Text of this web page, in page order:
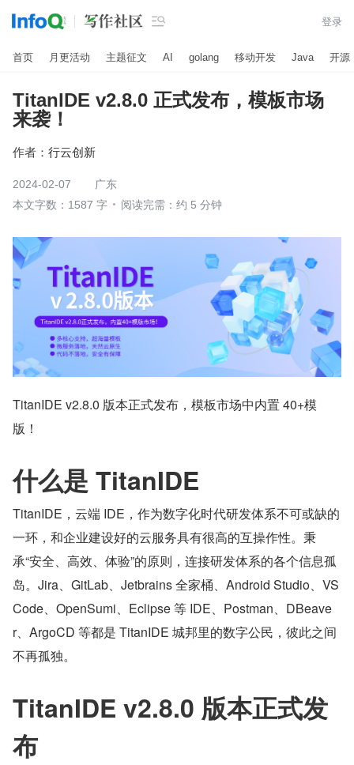
 登录
首页 月更活动 主题征文 AI golang 移动开发 Java 开源
TitanIDE v2.8.0 正式发布，模板市场
来袭！
作者： 行云创新
2024-02-07
广东
本文字数：1587 字
阅读完需：约 5 分钟
TitanIDE v2.8.0 版本正式发布，模板市场中内置 40+模
版！
什么是 TitanIDE
TitanIDE，云端 IDE，作为数字化时代研发体系不可或缺的
一环，和企业建设好的云服务具有很高的互操作性。秉
承“安全、高效、体验”的原则，连接研发体系的各个信息孤
岛。Jira、GitLab、Jetbrains 全家桶、Android Studio、VS
Code、OpenSumi、Eclipse 等 IDE、Postman、DBeave
r、ArgoCD 等都是 TitanIDE 城邦里的数字公民，彼此之间
不再孤独。
TitanIDE v2.8.0 版本正式发
布